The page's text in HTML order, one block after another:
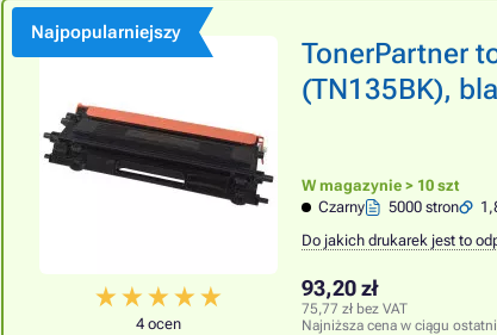
Najpopularniejszy
4 ocen
TonerPartner
(TN135BK),
W magazynie > 10 szt
Czarny
5000 stron
Do jakich drukarek jest to
93,20 zł
75,77 zł bez VAT
Najniższa cena w ciągu